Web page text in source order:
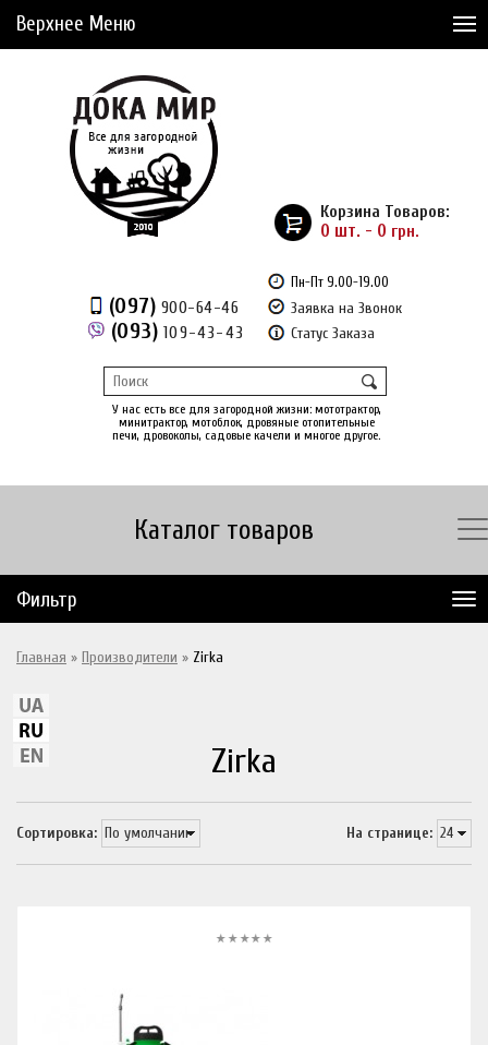
Верхнее Меню
Доставка и Оплата
Рассрочка
Доставка из Америки
Отложенные товары (0)
(097) 900-64-46
(093) 109-43-43
Пн-Пт 9.00-19.00
Заявка на Звонок
Статус Заказа
У нас есть все для загородной жизни: мототрактор,
минитрактор, мотоблок, дровяные отопительные
печи, дровоколы, садовые качели и многое другое.
Корзина Товаров:
0 шт. - 0 грн.
Каталог товаров
Фильтр
Главная » Производители » Zirka
Zirka
На странице:
Сортировка: